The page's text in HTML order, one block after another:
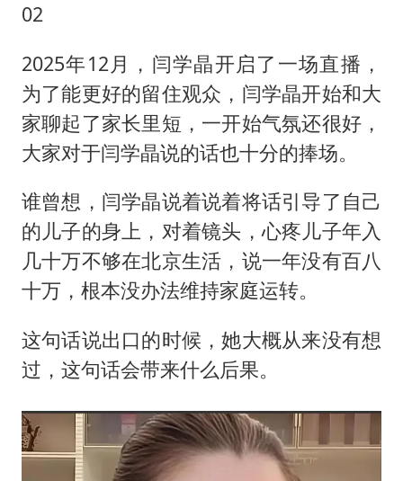
02
2025年12月，闫学晶开启了一场直播，
为了能更好的留住观众，闫学晶开始和大
家聊起了家长里短，一开始气氛还很好，
大家对于闫学晶说的话也十分的捧场。
谁曾想，闫学晶说着说着将话引导了自己
的儿子的身上，对着镜头，心疼儿子年入
几十万不够在北京生活，说一年没有百八
十万，根本没办法维持家庭运转。
这句话说出口的时候，她大概从来没有想
过，这句话会带来什么后果。